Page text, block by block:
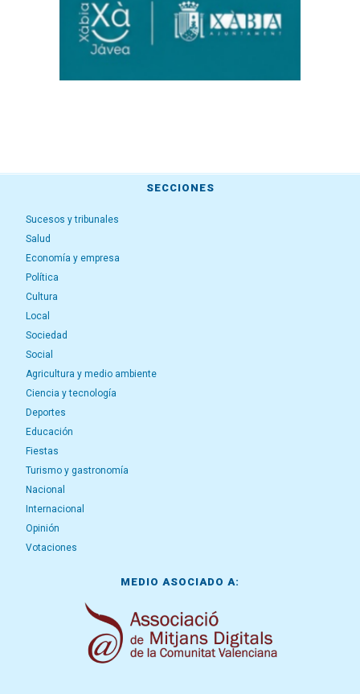
SECCIONES
Sucesos y tribunales
Salud
Economía y empresa
Política
Cultura
Local
Sociedad
Social
Agricultura y medio ambiente
Ciencia y tecnología
Deportes
Educación
Fiestas
Turismo y gastronomía
Nacional
Internacional
Opinión
Votaciones
MEDIO ASOCIADO A: